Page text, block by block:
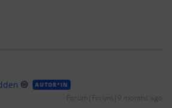
AUTOR*IN
Forum|Forum|9 months ago